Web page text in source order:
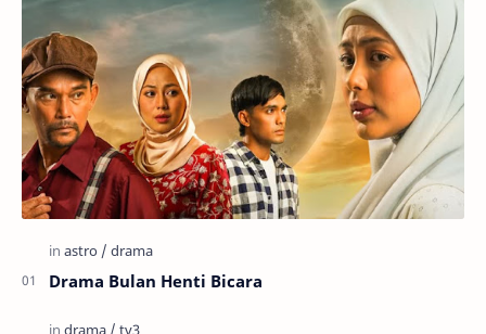
Drama Bulan Henti Bicara